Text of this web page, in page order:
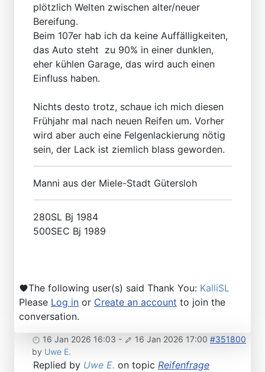
plötzlich Welten zwischen alter/neuer
Bereifung.
Beim 107er hab ich da keine Auffälligkeiten,
das Auto steht zu 90% in einer dunklen,
eher kühlen Garage, das wird auch einen
Einfluss haben.
Nichts desto trotz, schaue ich mich diesen
Frühjahr mal nach neuen Reifen um. Vorher
wird aber auch eine Felgenlackierung nötig
sein, der Lack ist ziemlich blass geworden.
Manni aus der Miele-Stadt Gütersloh
280SL Bj 1984
500SEC Bj 1989
The following user(s) said Thank You: KalliSL
Please Log in or Create an account to join the
conversation.
16 Jan 2026 16:03 - 16 Jan 2026 17:00 #351800
by Uwe E.
Replied by Uwe E. on topic Reifenfrage